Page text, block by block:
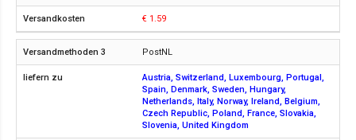
€ 1.59
PostNL
Austria, Switzerland, Luxembourg, Portugal,
Spain, Denmark, Sweden, Hungary,
Netherlands, Italy, Norway, Ireland, Belgium,
Czech Republic, Poland, France, Slovakia,
Slovenia, United Kingdom